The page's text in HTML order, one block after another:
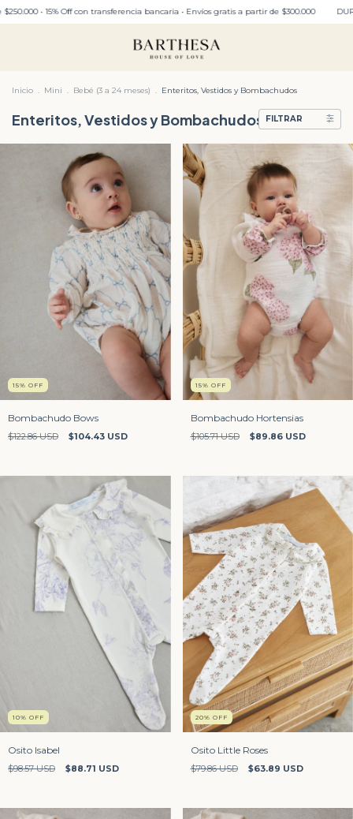
• 15% Off con transferencia bancaria • Envíos gratis a partir de $300.000
Inicio . Mini . Bebé (3 a 24 meses) . Enteritos, Vestidos y Bombachudos
Enteritos, Vestidos y Bombachudos FILTRAR
15% OFF
Bombachudo Bows
$122.86 USD $104.43 USD
15% OFF
Bombachudo Hortensias
$105.71 USD $89.86 USD
10% OFF
Osito Isabel
$98.57 USD $88.71 USD
20% OFF
Osito Little Roses
$79.86 USD $63.89 USD